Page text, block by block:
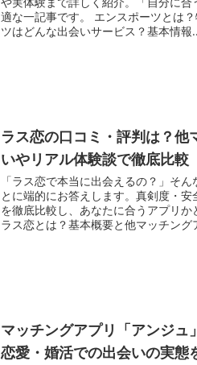
適な一記事です。 エンスポーツとは
ツはどんな出会いサービス？基本情報
ラス恋の口コミ・評判は？他
いやリアル体験談で徹底比較
「ラス恋で本当に出会えるの？」そ
とに端的にお答えします。真剣度・
を徹底比較し、あなたに合うアプリか
ラス恋とは？基本概要と他マッチング
マッチングアプリ「アンジュ
恋愛・婚活での出会いの実態